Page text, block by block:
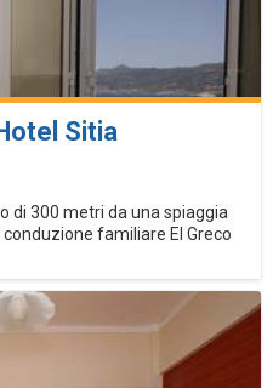
Sitia
di 300 metri da una spiaggia
familiare El Greco